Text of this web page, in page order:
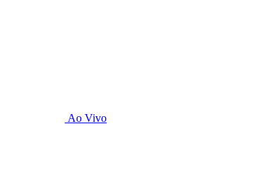
Ao Vivo